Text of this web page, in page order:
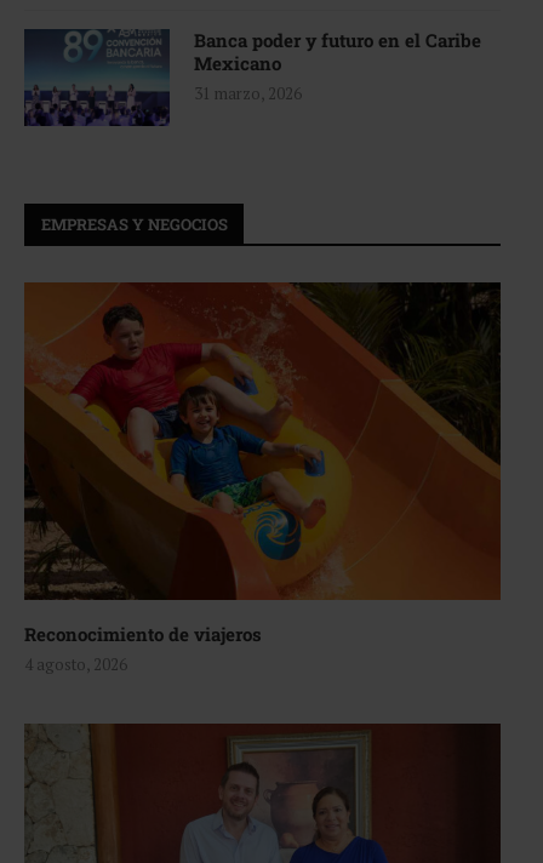
Banca poder y futuro en el Caribe
Mexicano
31 marzo, 2026
EMPRESAS Y NEGOCIOS
Reconocimiento de viajeros
4 agosto, 2026